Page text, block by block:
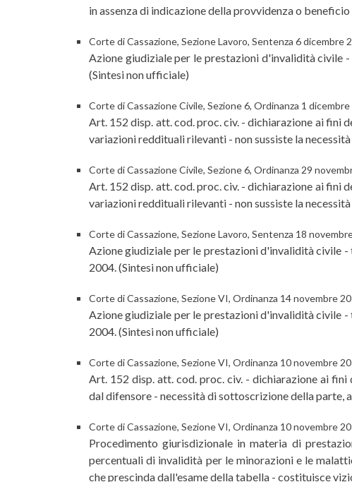
in assenza di indicazione della provvidenza o
Corte di Cassazione, Sezione Lavoro, Sentenza 6 dicembre
Azione giudiziale per le prestazioni d'invalidità civile
(Sintesi non ufficiale)
Corte di Cassazione Civile, Sezione 6, Ordinanza 1
Art. 152 disp. att. cod. proc. civ. - dichiarazione ai fini
variazioni reddituali rilevanti - non sussiste la
Corte di Cassazione Civile, Sezione 6, Ordinanza 29
Art. 152 disp. att. cod. proc. civ. - dichiarazione ai fini
variazioni reddituali rilevanti - non sussiste la
Corte di Cassazione, Sezione Lavoro, Sentenza 18
Azione giudiziale per le prestazioni d'invalidità civile
2004. (Sintesi non ufficiale)
Corte di Cassazione, Sezione VI, Ordinanza 14 novembre
Azione giudiziale per le prestazioni d'invalidità civile
2004. (Sintesi non ufficiale)
Corte di Cassazione, Sezione VI, Ordinanza 10 novembre
Art. 152 disp. att. cod. proc. civ. - dichiarazione ai
dal difensore - necessità di sottoscrizione della parte,
Corte di Cassazione, Sezione VI, Ordinanza 10 novembre
Procedimento giurisdizionale in materia di
percentuali di invalidità per le minorazioni e le
che prescinda dall'esame della tabella - costituisce